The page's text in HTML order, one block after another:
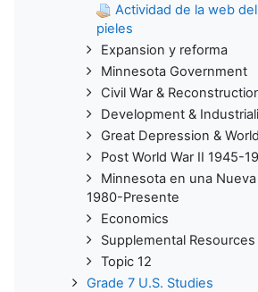
Actividad de la web
pieles
Expansion y reforma
Minnesota Government
Civil War &
Development &
Great Depression &
Post World War II 1945-
Minnesota en una
1980-Presente
Economics
Supplemental Resources
Topic 12
Grade 7 U.S. Studies